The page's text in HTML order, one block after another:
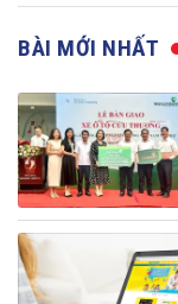
BÀI MỚI NHẤT